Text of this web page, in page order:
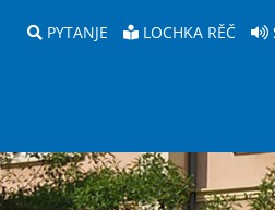
PYTANJE LOCHKA RĚČ